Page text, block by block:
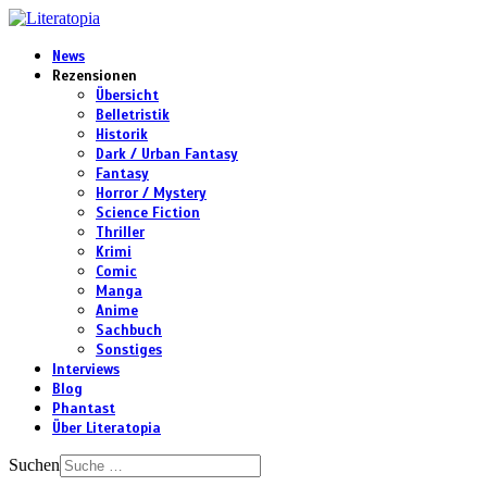
News
Rezensionen
Übersicht
Belletristik
Historik
Dark / Urban Fantasy
Fantasy
Horror / Mystery
Science Fiction
Thriller
Krimi
Comic
Manga
Anime
Sachbuch
Sonstiges
Interviews
Blog
Phantast
Über Literatopia
Suchen